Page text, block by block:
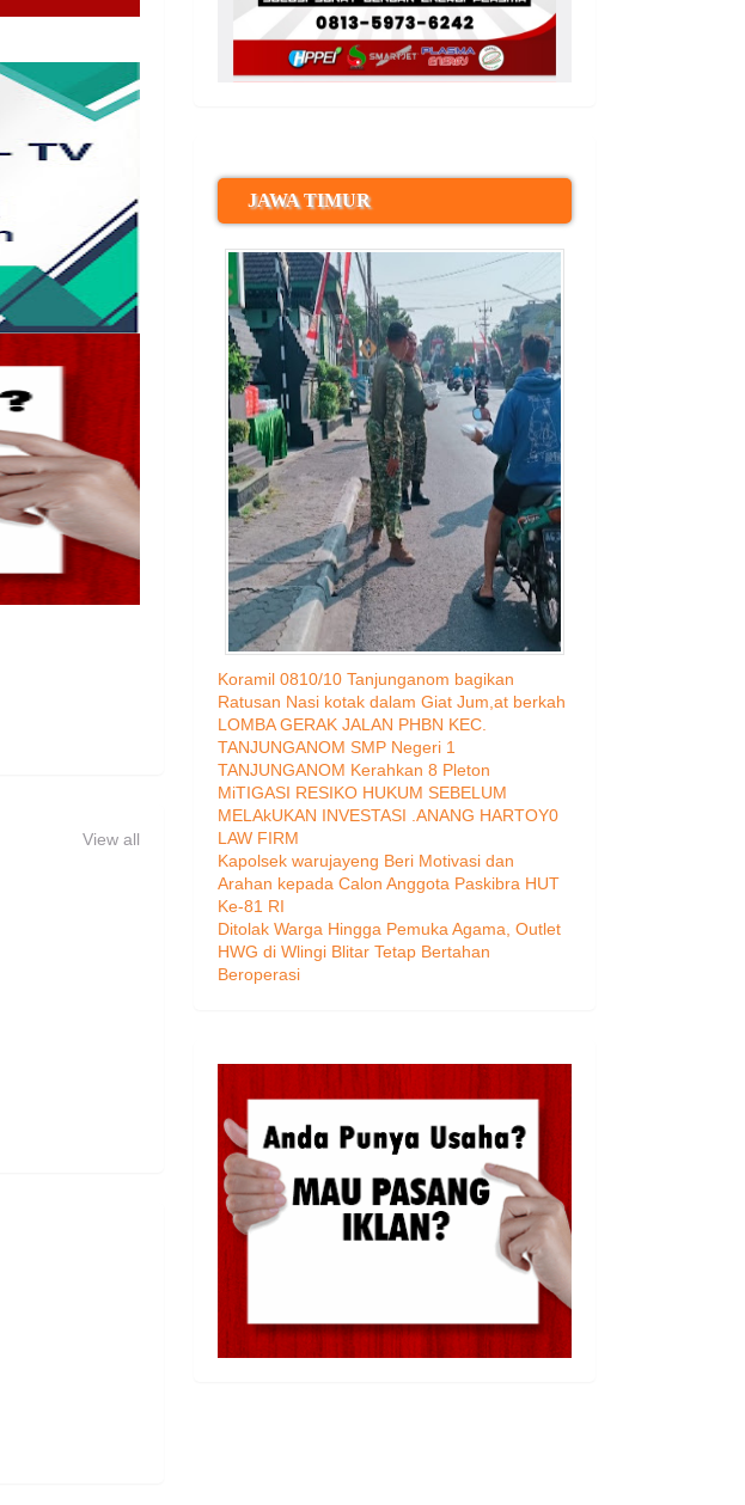
View all
JAWA TIMUR
Koramil 0810/10 Tanjunganom bagikan
Ratusan Nasi kotak dalam Giat Jum,at berkah
LOMBA GERAK JALAN PHBN KEC.
TANJUNGANOM SMP Negeri 1
TANJUNGANOM Kerahkan 8 Pleton
MiTIGASI RESIKO HUKUM SEBELUM
MELAkUKAN INVESTASI .ANANG HARTOY0
LAW FIRM
Kapolsek warujayeng Beri Motivasi dan
Arahan kepada Calon Anggota Paskibra HUT
Ke-81 RI
Ditolak Warga Hingga Pemuka Agama, Outlet
HWG di Wlingi Blitar Tetap Bertahan
Beroperasi